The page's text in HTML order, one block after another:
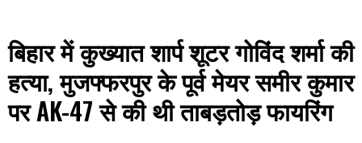
बिहार में कुख्यात शार्प शूटर गोविंद शर्मा की
हत्या, मुजफ्फरपुर के पूर्व मेयर समीर कुमार
पर AK-47 से की थी ताबड़तोड़ फायरिंग